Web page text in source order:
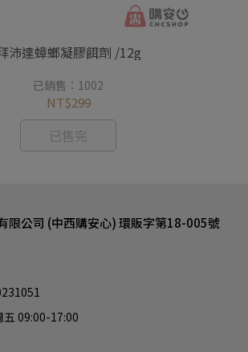
沛達蟑螂凝膠餌劑 /12g
已銷售：1002
NT$299
已售完
限公司 (中西購安心) 環販字第18-005號
五 09:00-17:00